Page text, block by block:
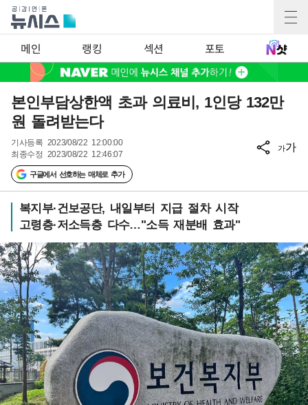
메인 랭킹 섹션 포토
본인부담상한액 초과 의료비, 1인당 132만
원 돌려받는다
기사등록 2023/08/22 12:00:00
최종수정 2023/08/22 12:46:07
구글에서 선호하는 매체로 추가
가가
복지부·건보공단, 내일부터 지급 절차 시작
고령층·저소득층 다수…"소득 재분배 효과"